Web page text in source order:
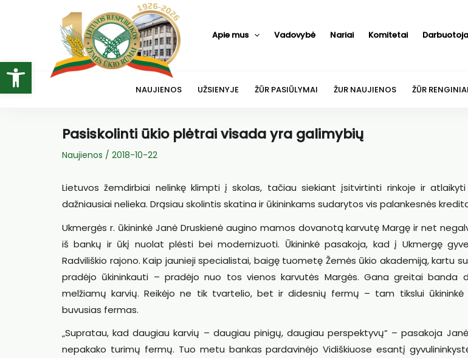
Open toolbar
Apie mus Vadovybė Nariai Komitetai
NAUJIENOS UŽSIENYJE ŽŪR PASIŪLYMAI ŽUR NAUJIENOS ŽŪR RENGINIAI
Pasiskolinti ūkio plėtrai visada yra galimybių
Naujienos / 2018-10-22
Lietuvos žemdirbiai nelinkę klimpti į skolas, tačiau siekiant įsitvirtinti rinkoje ir
dažniausiai nelieka. Drąsiau skolintis skatina ir ūkininkams sudarytos vis palankesnės
Ukmergės r. ūkininkė Janė Druskienė augino mamos dovanotą karvutę Margę ir net
iš bankų ir ūkį nuolat plėsti bei modernizuoti. Ūkininkė pasakoja, kad į Ukmergę
Radviliškio rajono. Kaip jaunieji specialistai, baigę tuometę Žemės ūkio akademiją, kartu
pradėjo ūkininkauti – pradėjo nuo tos vienos karvutės Margės. Gana greitai banda
melžiamų karvių. Reikėjo ne tik tvartelio, bet ir didesnių fermų – tam tikslui ūkininkė
buvusias fermas.
„Supratau, kad daugiau karvių – daugiau pinigų, daugiau perspektyvų“ – pasakoja Janė
nepakako turimų fermų. Tuo metu bankas pardavinėjo Vidiškiuose esantį